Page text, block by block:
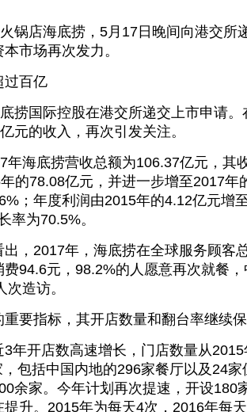
店海底捞，5月17日晚间向港交所
市场再次发力。
百亿
国际控股在港交所递交上市申请。
元的收入，再次引发关注。
海底捞营收总额为106.37亿元，其
的78.08亿元，并进一步增至2017年
；年度利润由2015年的4.12亿元增
率为70.5%。
2017年，海底捞在全球服务顾客
费94.6元，98.2%的人愿意再次就餐
造访。
指标，其开店数量和翻台率继续保
开店数高速增长，门店数量从2015
包括中国内地的296家餐厅以及24家
余家。今年计划再次提速，开设180
升。2015年为每天4次，2016年每